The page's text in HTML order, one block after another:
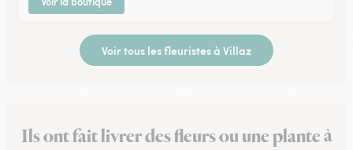
Voir tous les fleuristes à Villaz
Ils ont fait livrer des fleurs ou une plante à